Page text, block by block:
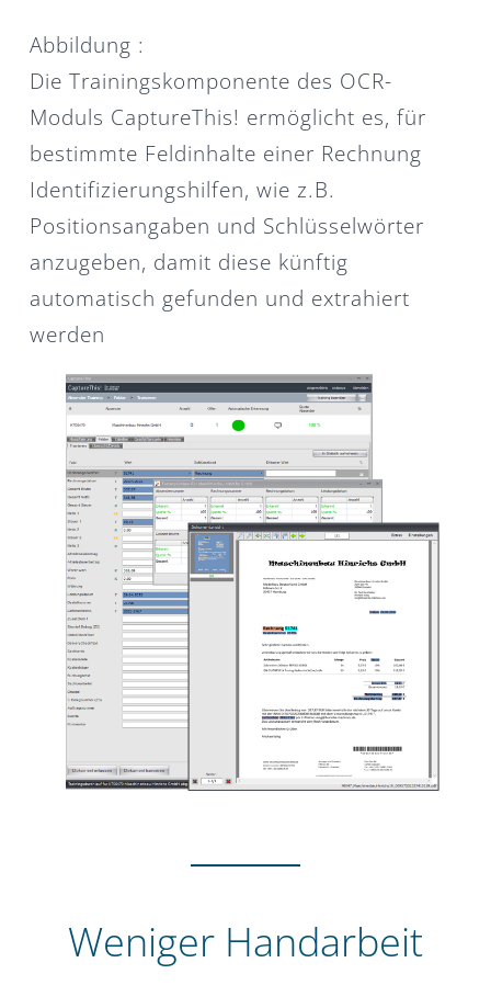
Abbildung :
Die Trainingskomponente des OCR-
Moduls CaptureThis! ermöglicht es, für
bestimmte Feldinhalte einer Rechnung
Identifizierungshilfen, wie z.B.
Positionsangaben und Schlüsselwörter
anzugeben, damit diese künftig
automatisch gefunden und extrahiert
werden
Weniger Handarbeit